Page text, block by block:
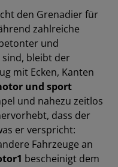
den Grenadier für
zahlreiche
und
bleibt der
mit Ecken, Kanten
und sport
und nahezu zeitlos
dass der
er verspricht:
Fahrzeuge an
bescheinigt dem